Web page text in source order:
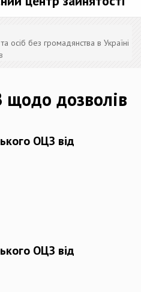
осіб без громадянства в Україні
дозволів
ОЦЗ від
ОЦЗ від